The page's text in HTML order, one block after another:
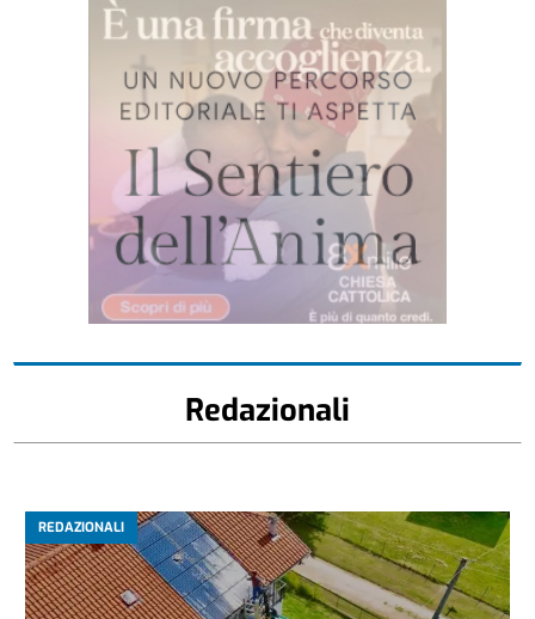
Redazionali
REDAZIONALI